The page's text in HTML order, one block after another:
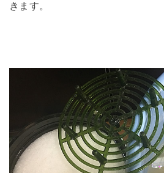
きます。